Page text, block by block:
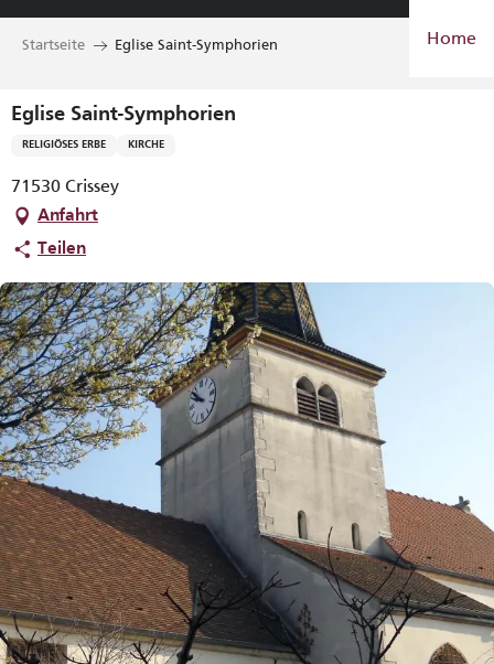
Aller
Home
Startseite Eglise Saint-Symphorien
Eglise Saint-Symphorien
RELIGIÖSES ERBE KIRCHE
71530 Crissey
Anfahrt
Teilen